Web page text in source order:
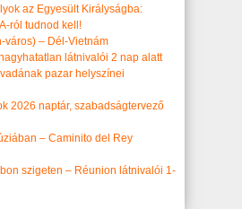
az Egyesült Királyságba:
ról tudnod kell!
város) – Dél-Vietnám
látnivalói 2 nap alatt
pazar helyszínei
2026 naptár, szabadságtervező
– Caminito del Rey
szigeten – Réunion látnivalói 1-